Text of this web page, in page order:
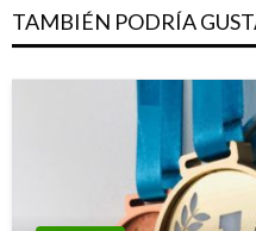
TAMBIÉN PODRÍA